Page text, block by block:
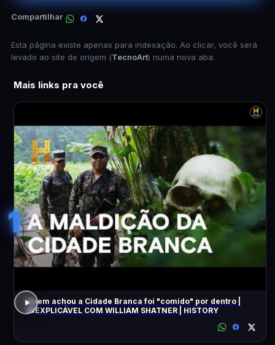
Compartilhar
Esta página existe apenas para indexação. Ao clicar, você será
levado ao site de origem (TecnoArt) numa nova aba.
Mais links pra você
1
Quem achou a Cidade Branca foi "comido" por dentro |
INEXPLICÁVEL COM WILLIAM SHATNER | HISTORY